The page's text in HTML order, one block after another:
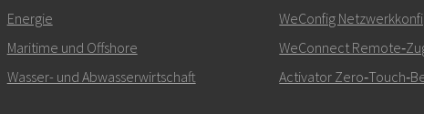
Energie
Maritime und Offshore
Wasser- und Abwasserwirtschaft
WeConfig
WeConnect
Activator